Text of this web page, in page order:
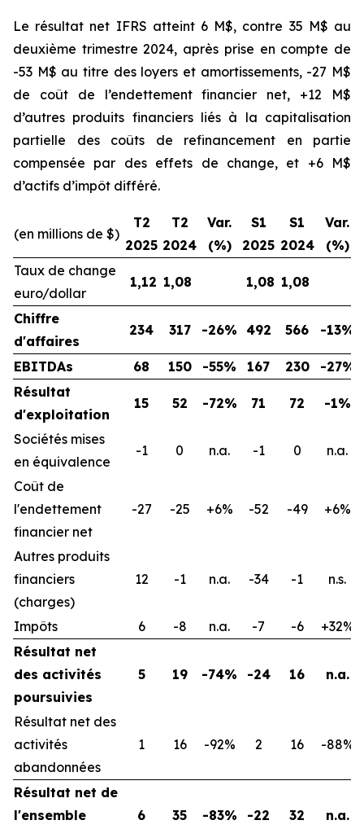
Le résultat net IFRS atteint 6 M$, contre 35 M$ au
deuxième trimestre 2024, après prise en compte de
-53 M$ au titre des loyers et amortissements, -27 M$
de coût de l’endettement financier net, +12 M$
d’autres produits financiers liés à la capitalisation
partielle des coûts de refinancement en partie
compensée par des effets de change, et +6 M$
d’actifs d’impôt différé.
(en millions de $)
T2
2025
T2
2024
Var.
(%)
S1
2025
S1
2024
Var.
(%)
Taux de change
euro/dollar
1,12 1,08 1,08 1,08
Chiffre
d'affaires
234 317 -26% 492 566 -13%
EBITDAs 68 150 -55% 167 230
-27%
Résultat
d'exploitation
15 52 -72% 71 72 -1%
Sociétés mises
en équivalence
-1 0 n.a. -1 0 n.a.
Coût de
l'endettement
financier net
-27 -25 +6% -52 -49 +6%
Autres produits
financiers
(charges)
12 -1 n.a. -34 -1 n.s.
Impôts 6 -8 n.a. -7 -6
+32%
Résultat net
des activités
poursuivies
5 19 -74% -24 16 n.a.
Résultat net des
activités
abandonnées
1 16 -92% 2 16 -88%
Résultat net de
l'ensemble
6 35 -83% -22 32 n.a.